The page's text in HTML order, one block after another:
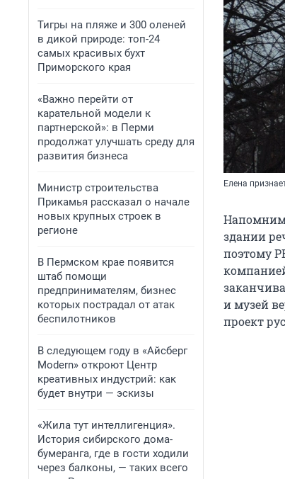
Тигры на пляже и 300 оленей
в дикой природе: топ-24
самых красивых бухт
Приморского края
«Важно перейти от
карательной модели к
партнерской»: в Перми
продолжат улучшать среду для
развития бизнеса
Министр строительства
Прикамья рассказал о начале
новых крупных строек в
регионе
В Пермском крае появится
штаб помощи
предпринимателям, бизнес
которых пострадал от атак
беспилотников
В следующем году в «Айсберг
Modern» откроют Центр
креативных индустрий: как
будет внутри — эскизы
«Жила тут интеллигенция».
История сибирского дома-
бумеранга, где в гости ходили
через балконы, — таких всего
Елена
Напомним,
здании
поэтому
и музей
проект